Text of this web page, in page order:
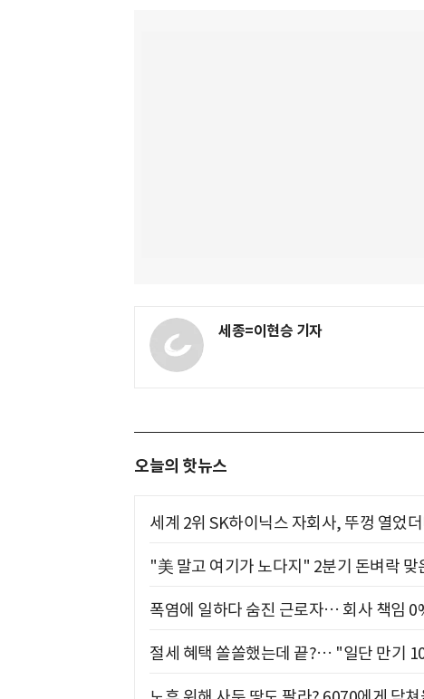
세종=이현승 기자
오늘의 핫뉴스
세계 2위 SK하이닉스 자회사, 뚜껑 열었
"美 말고 여기가 노다지" 2분기 돈벼락 맞
폭염에 일하다 숨진 근로자… 회사 책임
절세 혜택 쏠쏠했는데 끝?… "일단 만기